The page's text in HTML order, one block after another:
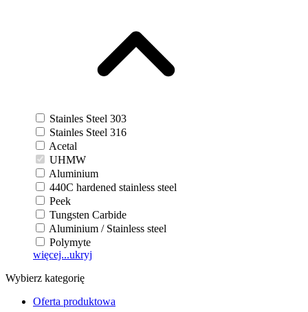
Stainles Steel 303
Stainles Steel 316
Acetal
UHMW
Aluminium
440C hardened stainless steel
Peek
Tungsten Carbide
Aluminium / Stainless steel
Polymyte
więcej...ukryj
Wybierz kategorię
Oferta produktowa